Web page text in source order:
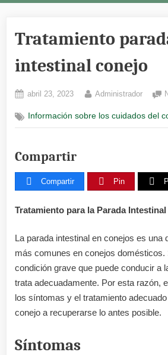
Tratamiento
intestinal conejo
Posted
abril 23, 2023 By
Administrador
Información sobre los cuidados del
Compartir
Compartir Pin
Tratamiento para la Parada
La parada intestinal en conejos es una
más comunes en conejos domésticos.
condición grave que puede conducir a
trata adecuadamente. Por esta razón,
los síntomas y el tratamiento
conejo a recuperarse lo antes posible.
Síntomas